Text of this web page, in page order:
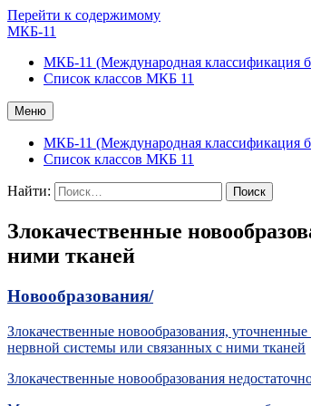
Перейти к содержимому
МКБ-11
МКБ-11 (Международная классификация
Список классов МКБ 11
Меню
МКБ-11 (Международная классификация
Список классов МКБ 11
Найти:
Злокачественные
ними тканей
Новообразования/
Злокачественные новообразования,
нервной системы или связанных с ними тканей
Злокачественные новообразования